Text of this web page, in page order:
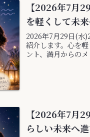
【2026年7月
を軽くして未
2026年7月29日(水
紹介します。心を
ント、満月からの
【2026年7月
らしい未来へ